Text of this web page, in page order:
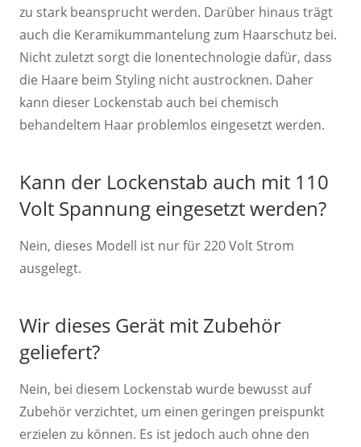
zu stark beansprucht werden. Darüber hinaus trägt
auch die Keramikummantelung zum Haarschutz bei.
Nicht zuletzt sorgt die Ionentechnologie dafür, dass
die Haare beim Styling nicht austrocknen. Daher
kann dieser Lockenstab auch bei chemisch
behandeltem Haar problemlos eingesetzt werden.
Kann der Lockenstab auch mit 110
Volt Spannung eingesetzt werden?
Nein, dieses Modell ist nur für 220 Volt Strom
ausgelegt.
Wir dieses Gerät mit Zubehör
geliefert?
Nein, bei diesem Lockenstab wurde bewusst auf
Zubehör verzichtet, um einen geringen preispunkt
erzielen zu können. Es ist jedoch auch ohne den